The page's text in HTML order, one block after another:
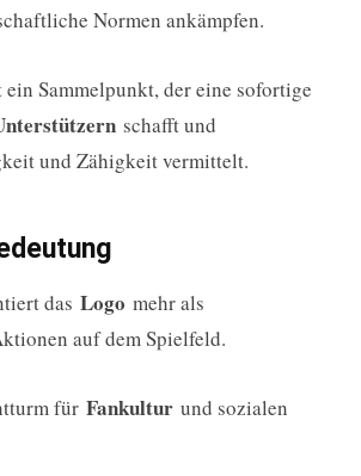
Normen ankämpfen.
Sammelpunkt, der eine sofortige
schafft und
und Zähigkeit vermittelt.
das Logo mehr als
auf dem Spielfeld.
für Fankultur und sozialen